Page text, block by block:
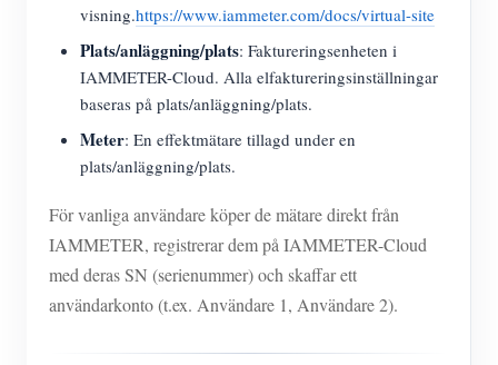
visning.https://www.iammeter.com/docs/virtual-site
Plats/anläggning/plats: Faktureringsenheten i
IAMMETER-Cloud. Alla elfaktureringsinställningar
baseras på plats/anläggning/plats.
Meter: En effektmätare tillagd under en
plats/anläggning/plats.
För vanliga användare köper de mätare direkt från
IAMMETER, registrerar dem på IAMMETER-Cloud
med deras SN (serienummer) och skaffar ett
användarkonto (t.ex. Användare 1, Användare 2).